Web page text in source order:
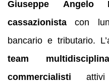
Giuseppe Angelo
cassazionista con
bancario e tributario.
team
commercialisti attivi